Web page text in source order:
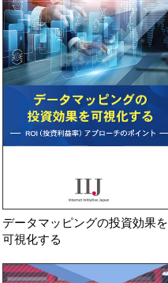
データマッピングの投資効果を
可視化する